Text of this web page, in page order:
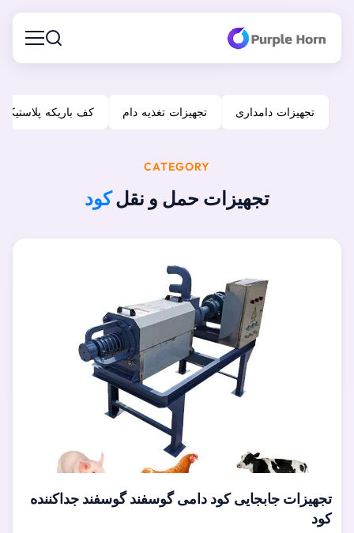
تجهیزات دامداری تجهیزات تغذیه دام کف باریکه پلاستیکی
CATEGORY
تجهیزات حمل و نقلکود
تجهیزات جابجایی کود دامی گوسفند گوسفند جداکننده
کود